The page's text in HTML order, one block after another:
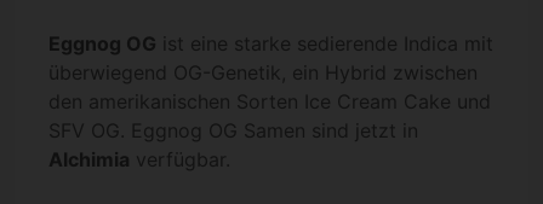
Eggnog OG ist eine starke sedierende Indica mit
überwiegend OG-Genetik, ein Hybrid zwischen
den amerikanischen Sorten Ice Cream Cake und
SFV OG. Eggnog OG Samen sind jetzt in
Alchimia verfügbar.